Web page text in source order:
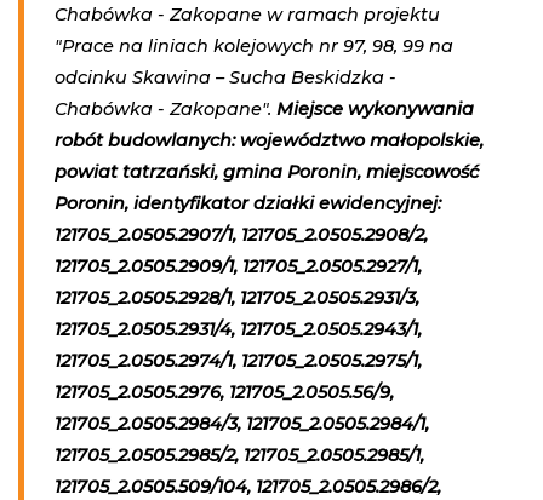
Chabówka - Zakopane w ramach projektu
"Prace na liniach kolejowych nr 97, 98, 99 na
odcinku Skawina – Sucha Beskidzka -
Chabówka - Zakopane". Miejsce wykonywania
robót budowlanych: województwo małopolskie,
powiat tatrzański, gmina Poronin, miejscowość
Poronin, identyfikator działki ewidencyjnej:
121705_2.0505.2907/1, 121705_2.0505.2908/2,
121705_2.0505.2909/1, 121705_2.0505.2927/1,
121705_2.0505.2928/1, 121705_2.0505.2931/3,
121705_2.0505.2931/4, 121705_2.0505.2943/1,
121705_2.0505.2974/1, 121705_2.0505.2975/1,
121705_2.0505.2976, 121705_2.0505.56/9,
121705_2.0505.2984/3, 121705_2.0505.2984/1,
121705_2.0505.2985/2, 121705_2.0505.2985/1,
121705_2.0505.509/104, 121705_2.0505.2986/2,